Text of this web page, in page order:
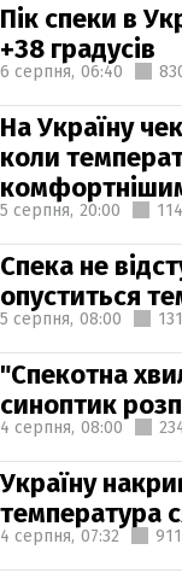
Пік спеки в
+38 градусів
6 серпня, 06:40
На Україну
коли
5 серпня, 20:00
Спека не
опуститься
5 серпня, 08:00
"Спекотна
синоптик
4 серпня, 08:00
Україну
температура
4 серпня, 07:32 911